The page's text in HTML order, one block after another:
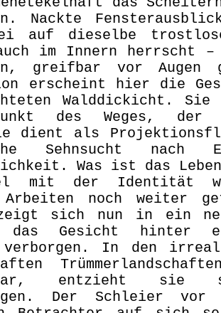
Nackte
auf dieselbe trostlose
im Innern herrscht –
greifbar vor Augen
erscheint hier die
Walddickicht. Sie
des Weges, der
dient als
Sehnsucht nach
Was ist das
mit der Identität
Arbeiten noch weiter
sich nun in ein
Gesicht hinter
In den
entzieht
Der Schleier vor